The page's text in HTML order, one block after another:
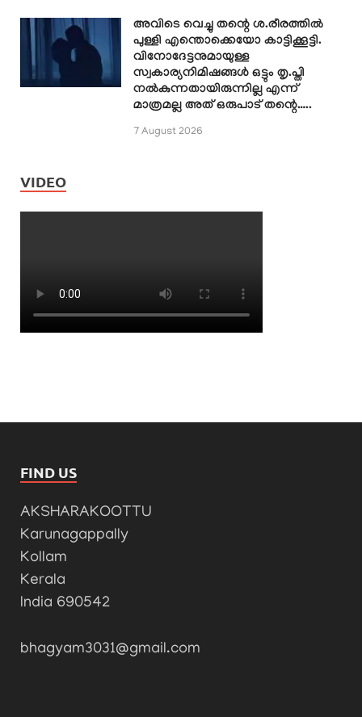
അവിടെ വെച്ചു തന്റെ ശ.രീരത്തിൽ
പുള്ളി എന്തൊക്കെയോ കാട്ടിക്കൂട്ടി.
വിനോദേട്ടനുമായുള്ള
സ്വകാര്യനിമിഷങ്ങൾ ഒട്ടും തൃ.പ്തി
നൽകുന്നതായിരുന്നില്ല എന്ന്
മാത്രമല്ല അത് ഒരുപാട് തന്റെ…..
7 August 2026
VIDEO
FIND US
AKSHARAKOOTTU
Karunagappally
Kollam
Kerala
India 690542
bhagyam3031@gmail.com